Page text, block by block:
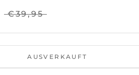
€39,95
AUSVERKAUFT